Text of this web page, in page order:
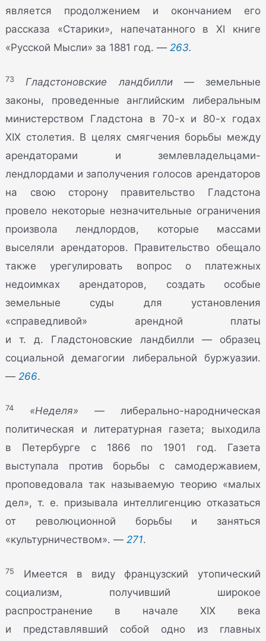
является продолжением и окончанием его
рассказа «Старики», напечатанного в XI книге
«Русской Мысли» за 1881 год. — 263.
73 Гладстоновские ландбилли— земельные
законы, проведенные английским либеральным
министерством Гладстона в 70-х и 80-х годах
XIX столетия. В целях смягчения борьбы между
арендаторами и землевладельцами-
лендлордами и заполучения голосов арендаторов
на свою сторону правительство Гладстона
провело некоторые незначительные ограничения
произвола лендлордов, которые массами
выселяли арендаторов. Правительство обещало
также урегулировать вопрос о платежных
недоимках арендаторов, создать особые
земельные суды для установления
«справедливой» арендной платы
и т. д. Гладстоновские ландбилли — образец
социальной демагогии либеральной буржуазии.
— 266.
74 «Неделя» — либерально-народническая
политическая и литературная газета; выходила
в Петербурге с 1866 по 1901 год. Газета
выступала против борьбы с самодержавием,
проповедовала так называемую теорию «малых
дел», т. е. призывала интеллигенцию отказаться
от революционной борьбы и заняться
«культурничеством». —271.
75
Имеется в виду французский утопический
социализм, получивший широкое
распространение в начале XIX века
и представлявший собой одно из главных